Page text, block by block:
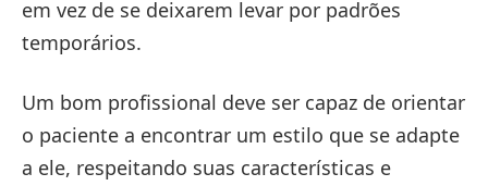
em vez de se deixarem levar por padrões
temporários.
Um bom profissional deve ser capaz de orientar
o paciente a encontrar um estilo que se adapte
a ele, respeitando suas características e